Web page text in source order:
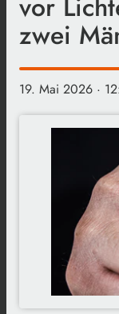
vor
zwei
19. Mai 2026 ·